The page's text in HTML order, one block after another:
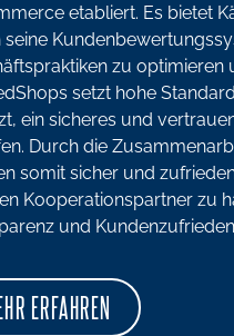
etabliert. Es bietet
zu optimieren
setzt hohe
ein sicheres und
Durch die
somit sicher und
Kooperationspartner zu
und
ERFAHREN